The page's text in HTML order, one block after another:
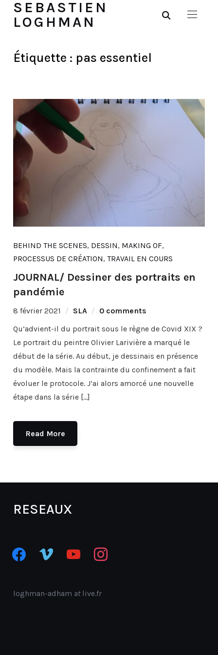
SEBASTIEN
LOGHMAN
Étiquette : pas essentiel
BEHIND THE SCENES, DESSIN, MAKING OF,
PROCESSUS DE CRÉATION, TRAVAIL EN COURS
JOURNAL/ Dessiner des portraits en
pandémie
8 février 2021 SLA
0 comments
Qu’advient-il du portrait sous le règne de Covid XIX ?
Le portrait du peintre Olivier Larivière a marqué le
début de la série. Au début, je dessinais en présence
du modèle. Mais la contrainte du confinement a fait
évoluer le protocole. J’ai alors amorcé une nouvelle
étape dans la série […]
Read More
RESEAUX
facebookvimeo youtube instagram
loghman-adham atlive.fr